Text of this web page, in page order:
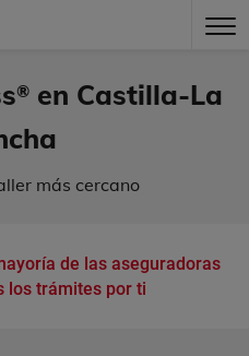
®en Castilla-La
más cercano
de las aseguradoras
los trámites por ti